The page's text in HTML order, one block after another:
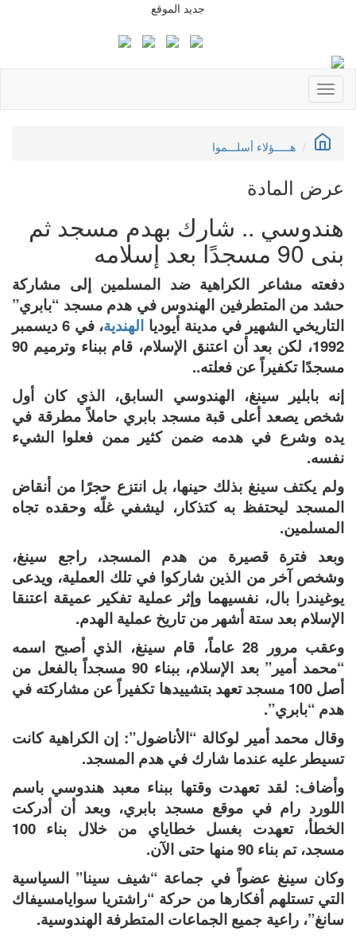
جديد الموقع
Toggle
navigation
هـــــؤلاء أسلـــموا
عرض المادة
هندوسي .. شارك بهدم مسجد ثم
بنى 90 مسجدًا بعد إسلامه
دفعته مشاعر الكراهية ضد المسلمين إلى مشاركة
حشد من المتطرفين الهندوس في هدم مسجد “بابري”
التاريخي الشهير في مدينة أيوديا الهندية
، في 6 ديسمبر
1992، لكن بعد أن اعتنق الإسلام، قام ببناء وترميم 90
مسجدًا تكفيراً عن فعلته..
إنه بابلير سينغ، الهندوسي السابق، الذي كان أول
شخص يصعد أعلى قبة مسجد بابري حاملاً مطرقة في
يده وشرع في هدمه ضمن كثير ممن فعلوا الشيء
نفسه.
ولم يكتف سينغ بذلك حينها، بل انتزع حجرًا من أنقاض
المسجد ليحتفظ به كتذكار، ليشفي غلّه وحقده تجاه
المسلمين.
وبعد فترة قصيرة من هدم المسجد، راجع سينغ،
وشخص آخر من الذين شاركوا في تلك العملية، ويدعى
يوغيندرا بال، نفسيهما وإثر عملية تفكير عميقة اعتنقا
الإسلام بعد ستة أشهر من تاريخ عملية الهدم.
وعقب مرور 28 عاماً، قام سينغ، الذي أصبح اسمه
“محمد أمير” بعد الإسلام، ببناء 90 مسجداً بالفعل من
أصل 100 مسجد تعهد بتشييدها تكفيراً عن مشاركته في
هدم “بابري”.
وقال محمد أمير لوكالة “الأناضول”: إن الكراهية كانت
تسيطر عليه عندما شارك في هدم المسجد.
وأضاف: لقد تعهدت وقتها ببناء معبد هندوسي باسم
اللورد رام في موقع مسجد بابري، وبعد أن أدركت
الخطأ، تعهدت بغسل خطاياي من خلال بناء 100
مسجد، تم بناء 90 منها حتى الآن.
وكان سينغ عضواً في جماعة “شيف سينا” السياسية
التي تستلهم أفكارها من حركة “راشتريا سوايامسيفاك
سانغ”، راعية جميع الجماعات المتطرفة الهندوسية.